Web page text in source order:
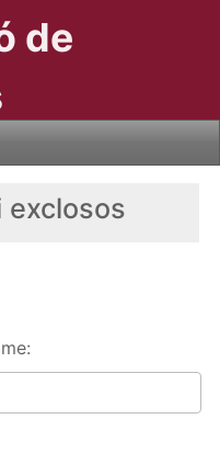
de
exclosos